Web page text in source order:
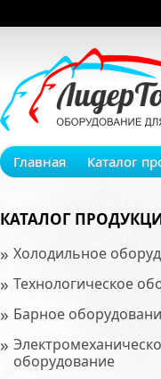
Главная Каталог
КАТАЛОГ
» Холодильное
» Технологическое
» Барное
»
оборудование